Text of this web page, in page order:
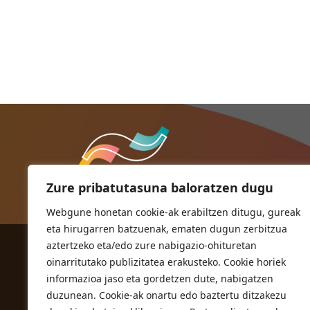
Zure pribatutasuna baloratzen dugu
Webgune honetan cookie-ak erabiltzen ditugu, gureak
eta hirugarren batzuenak, ematen dugun zerbitzua
aztertzeko eta/edo zure nabigazio-ohituretan
oinarritutako publizitatea erakusteko. Cookie horiek
informazioa jaso eta gordetzen dute, nabigatzen
duzunean. Cookie-ak onartu edo baztertu ditzakezu
ORIOKO UDALA
Herriko plaza,1
20810 Orio (Gipuzkoa)
T. 943 83 03 46